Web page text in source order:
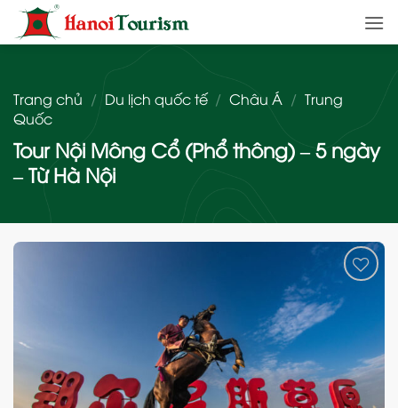
qua
nội
Trang chủ / Du lịch quốc tế / Châu Á / Trung
Quốc
Tour Nội Mông Cổ (Phổ thông) – 5 ngày
– Từ Hà Nội
Add